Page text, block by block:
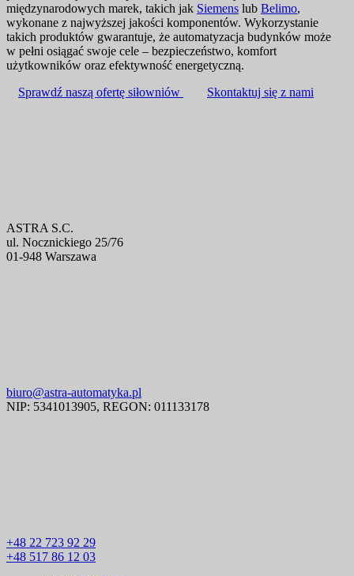
międzynarodowych marek, takich jak Siemens lub Belimo,
wykonane z najwyższej jakości komponentów. Wykorzystanie
takich produktów gwarantuje, że automatyzacja budynków może
w pełni osiągać swoje cele – bezpieczeństwo, komfort
użytkowników oraz efektywność energetyczną.
Sprawdź naszą ofertę siłowniów
Skontaktuj się z nami
ASTRA S.C.
ul. Nocznickiego 25/76
01-948 Warszawa
biuro@astra-automatyka.pl
NIP: 5341013905, REGON: 011133178
+48 22 723 92 29
+48 517 86 12 03